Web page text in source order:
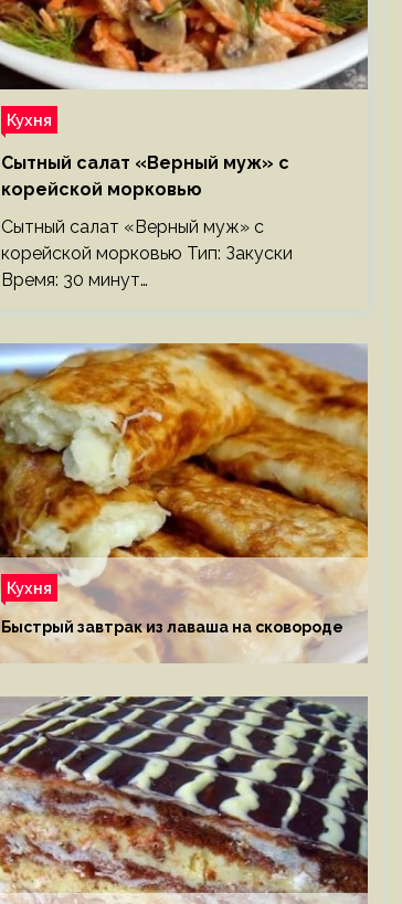
Кухня
Сытный салат «Верный муж» с
корейской морковью
Сытный салат «Верный муж» с
корейской морковью Тип: Закуски
Время: 30 минут…
Кухня
Быстрый завтрак из лаваша на сковороде